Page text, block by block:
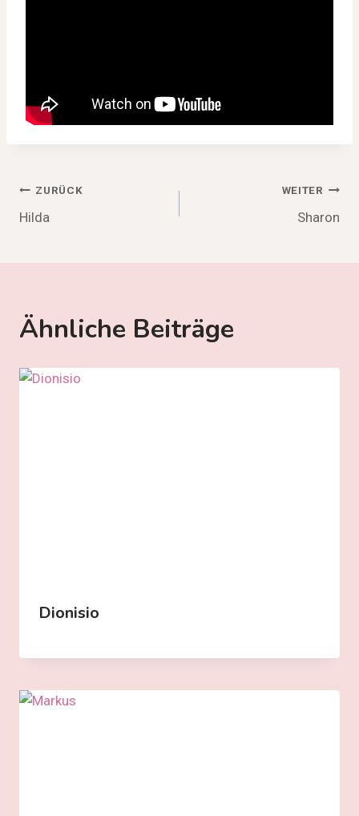
Beitragsnavigation
ZURÜCK
Hilda
WEITER
Sharon
Ähnliche Beiträge
Dionisio